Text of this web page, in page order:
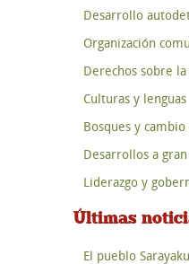
Desarrollo
Organización
Derechos sobre
Culturas y lenguas
Bosques y
Desarrollos a
Liderazgo y
Últimas
El pueblo